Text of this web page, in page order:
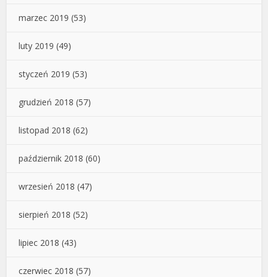
marzec 2019 (53)
luty 2019 (49)
styczeń 2019 (53)
grudzień 2018 (57)
listopad 2018 (62)
październik 2018 (60)
wrzesień 2018 (47)
sierpień 2018 (52)
lipiec 2018 (43)
czerwiec 2018 (57)